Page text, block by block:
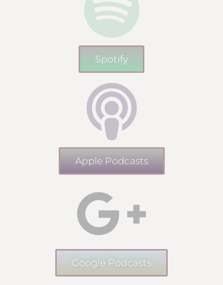
Spotify
Apple Podcasts
Google Podcasts